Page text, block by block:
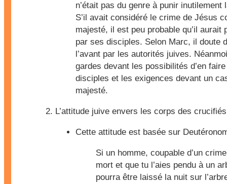
n’était pas du genre à punir inutilement
S’il avait considéré le crime de Jésus
majesté, il est peu probable qu’il aurait
par ses disciples. Selon Marc, il doute
l’avant par les autorités juives.
gardes devant les possibilités d’en
disciples et les exigences devant un
majesté.
L’attitude juive envers les corps des crucifiés
Cette attitude est basée sur
Si un homme, coupable d’un
mort et que tu l’aies pendu à un
pourra être laissé la nuit sur